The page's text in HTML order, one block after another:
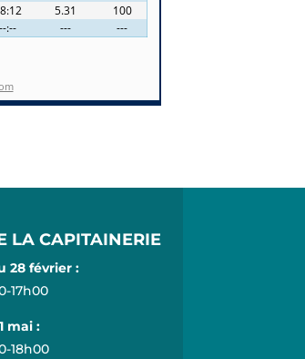
LA CAPITAINERIE
28 février :
17h00
mai :
18h00